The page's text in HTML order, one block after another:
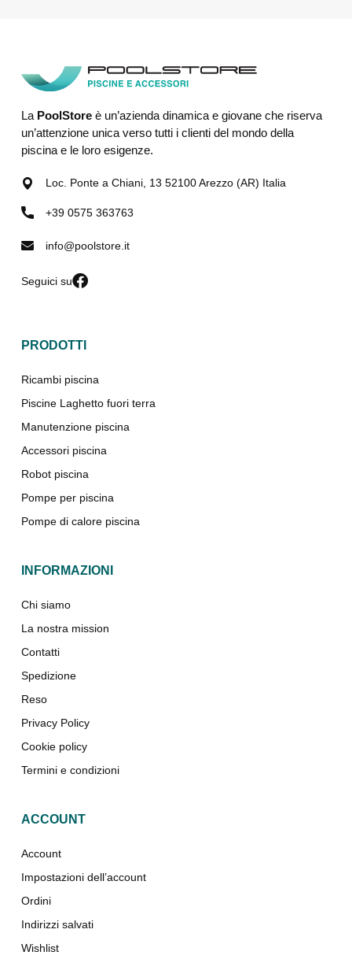
La PoolStoreè un’azienda dinamica e giovane che riserva
un’attenzione unica verso tutti i clienti del mondo della
piscina e le loro esigenze.
Loc. Ponte a Chiani, 13 52100 Arezzo (AR) Italia
+39 0575 363763
info@poolstore.it
Seguici su
PRODOTTI
Ricambi piscina
Piscine Laghetto fuori terra
Manutenzione piscina
Accessori piscina
Robot piscina
Pompe per piscina
Pompe di calore piscina
INFORMAZIONI
Chi siamo
La nostra mission
Contatti
Spedizione
Reso
Privacy Policy
Cookie policy
Termini e condizioni
ACCOUNT
Account
Impostazioni dell’account
Ordini
Indirizzi salvati
Wishlist